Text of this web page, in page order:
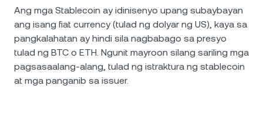
Ang mga Stablecoin ay idinisenyo upang subaybayan
ang isang fiat currency (tulad ng dolyar ng US), kaya sa
pangkalahatan ay hindi sila nagbabago sa presyo
tulad ng BTC o ETH. Ngunit mayroon silang sariling mga
pagsasaalang-alang, tulad ng istraktura ng stablecoin
at mga panganib sa issuer.